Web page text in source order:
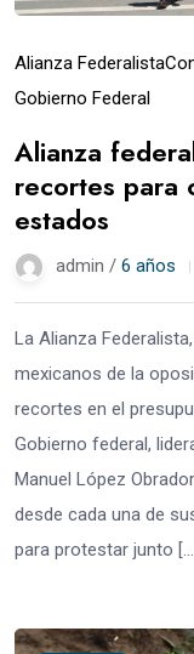
Alianza Federalista
Gobierno Federal
Alianza
recortes para
estados
admin / 6 años
La Alianza
mexicanos de la
recortes en el
Gobierno federal,
Manuel López
desde cada una de
para protestar junto